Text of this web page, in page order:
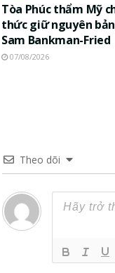
Tòa Phúc thẩm Mỹ
thức giữ nguyên
Sam Bankman-Fried
07/08/2026
Theo dõi